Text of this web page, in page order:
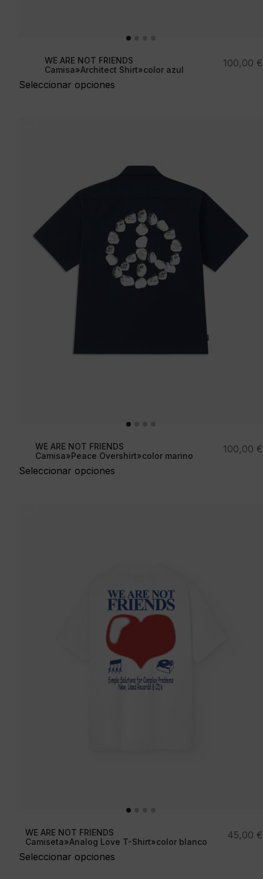
WE ARE NOT FRIENDS
Camisa»Architect Shirt»color azul
Seleccionar opciones
100,00 €
WE ARE NOT FRIENDS
Camisa»Peace Overshirt»color marino
Seleccionar opciones
100,00 €
WE ARE NOT FRIENDS
Camiseta»Analog Love T-Shirt»color blanco
Seleccionar opciones
45,00 €